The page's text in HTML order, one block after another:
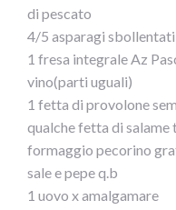
di pescato
4/5 asparagi sbollentati
1 fresa integrale Az
vino(parti uguali)
1 fetta di provolone
qualche fetta di salame
formaggio pecorino
sale e pepe q.b
1 uovo x amalgamare